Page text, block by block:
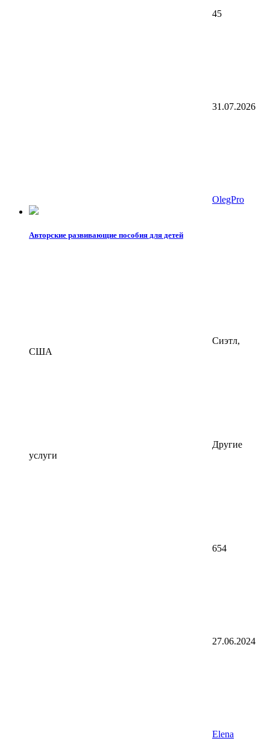
45
31.07.2026
OlegPro
Авторские развивающие пособия для детей
Сиэтл,
США
Другие
услуги
654
27.06.2024
Elena